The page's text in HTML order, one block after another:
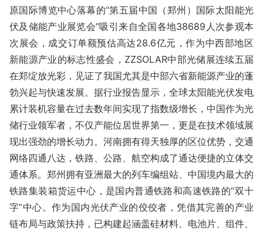
原国际博览中心落幕的“第五届中国（郑州）国际太阳能光
伏及储能产业展览会”吸引来自全国各地38689 人次参观本
次展会，成交订单额预估高达28.6亿元，作为中西部地区
新能源产业的标志性盛会， ZZSOLAR中部光储展连续五届
在郑绽放光彩，见证了我国尤其是中部六省新能源产业的蓬
勃兴起与快速发展。据行业报告显示，全球太阳能光伏发电
累计装机容量在过去数年间实现了指数级增长，中国作为光
储行业领军者，不仅产能位居世界第一，更是在技术领域展
现出强劲的增长动力。河南拥有得天独厚的区位优势，交通
网络四通八达，铁路、公路、航空构成了通达便捷的立体交
通体系。郑州拥有亚洲最大的列车编组站、中国境内最大的
铁路集装箱货运中心，是国内普通铁路和高速铁路的“双十
字”中心。作为国内光伏产业的佼佼者，凭借其完善的产业
链布局与政策扶持，已构建起涵盖硅材料、电池片、组件、